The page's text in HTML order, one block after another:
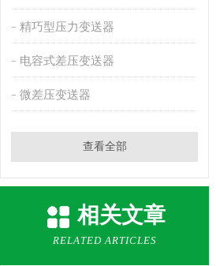
精巧型压力变送器
电容式差压变送器
微差压变送器
查看全部
相关文章
RELATED ARTICLES